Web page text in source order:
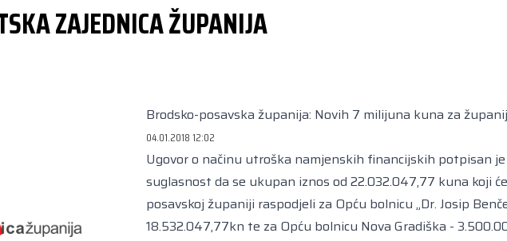
ZAJEDNICA ŽUPANIJA
Brodsko-posavska županija: Novih 7 milijuna kuna za
04.01.2018 12:02
Ugovor o načinu utroška namjenskih financijskih potpisan je
suglasnost da se ukupan iznos od 22.032.047,77 kuna koji
posavskoj županiji raspodjeli za Opću bolnicu „Dr. Josip
18.532.047,77kn te za Opću bolnicu Nova Gradiška -